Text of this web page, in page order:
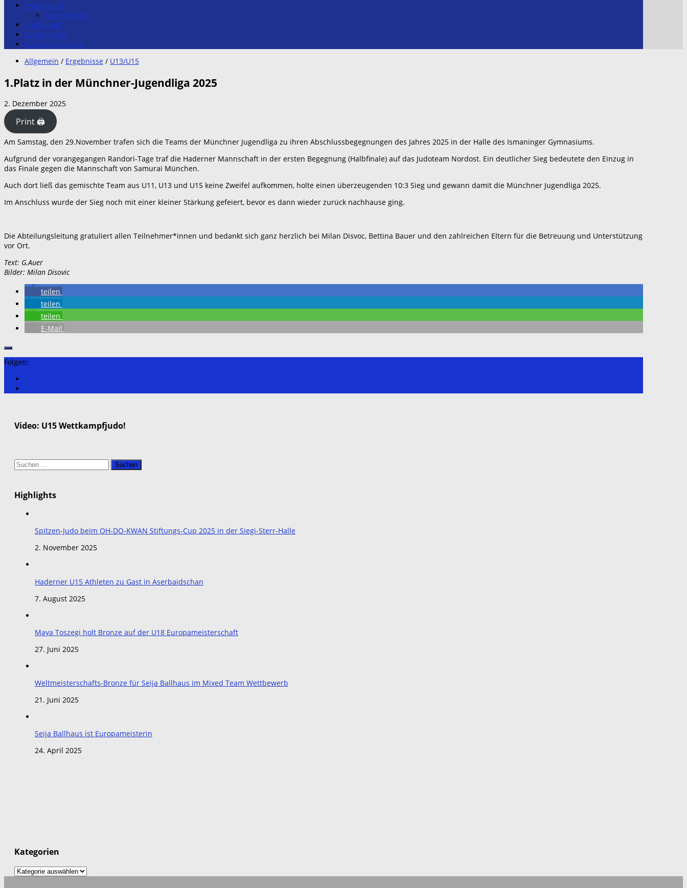
Impressum
Datenschutz
Stützpunkt
Förderverein
Nächste Termine
Allgemein / Ergebnisse / U13/U15
1.Platz in der Münchner-Jugendliga 2025
2. Dezember 2025
Print 🖨
Am Samstag, den 29.November trafen sich die Teams der Münchner Jugendliga zu ihren Abschlussbegegnungen des Jahres 2025 in der Halle des Ismaninger Gymnasiums.
Aufgrund der vorangegangen Randori-Tage traf die Haderner Mannschaft in der ersten Begegnung (Halbfinale) auf das Judoteam Nordost. Ein deutlicher Sieg bedeutete den Einzug in
das Finale gegen die Mannschaft von Samurai München.
Auch dort ließ das gemischte Team aus U11, U13 und U15 keine Zweifel aufkommen, holte einen überzeugenden 10:3 Sieg und gewann damit die Münchner Jugendliga 2025.
Im Anschluss wurde der Sieg noch mit einer kleiner Stärkung gefeiert, bevor es dann wieder zurück nachhause ging.
Die Abteilungsleitung gratuliert allen Teilnehmer*innen und bedankt sich ganz herzlich bei Milan Disvoc, Bettina Bauer und den zahlreichen Eltern für die Betreuung und Unterstützung
vor Ort.
Text: G.Auer
Bilder: Milan Disovic
teilen
teilen
teilen
E-Mail
Folgen:
Video: U15 Wettkampfjudo!
Suchen
Highlights
Spitzen-Judo beim OH-DO-KWAN Stiftungs-Cup 2025 in der Siegi-Sterr-Halle
2. November 2025
Haderner U15 Athleten zu Gast in Aserbaidschan
7. August 2025
Maya Toszegi holt Bronze auf der U18 Europameisterschaft
27. Juni 2025
Weltmeisterschafts-Bronze für Seija Ballhaus im Mixed Team Wettbewerb
21. Juni 2025
Seija Ballhaus ist Europameisterin
24. April 2025
Kategorien
Kategorien